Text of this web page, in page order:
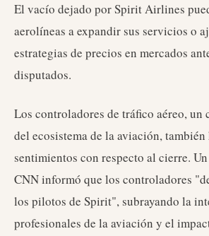
El vacío dejado por Spirit Airlines
aerolíneas a expandir sus servicios o
estrategias de precios en mercados
disputados.
Los controladores de tráfico aéreo, un
del ecosistema de la aviación, también
sentimientos con respecto al cierre.
CNN informó que los controladores
los pilotos de Spirit", subrayando la
profesionales de la aviación y el